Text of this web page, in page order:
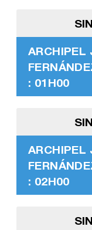
ARCHIPEL
: 01H00
ARCHIPEL
: 02H00